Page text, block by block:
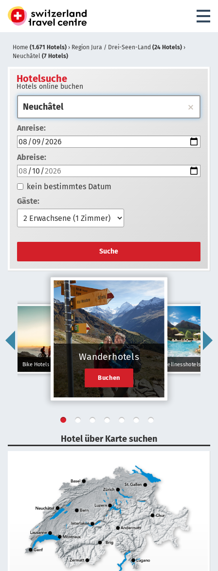
Home (1.671 Hotels) › Region Jura / Drei-Seen-Land (24 Hotels) ›
Neuchâtel (7 Hotels)
Hotelsuche
Hotels online buchen
Anreise:
Abreise:
kein bestimmtes Datum
Gäste:
Suche
Bike Hotels
Wanderhotels
Buchen
Wellnesshotels
Hotel über Karte suchen